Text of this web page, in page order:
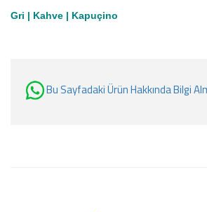
Gri | Kahve | Kapuçino
Bu Sayfadaki Ürün Hakkında Bilgi